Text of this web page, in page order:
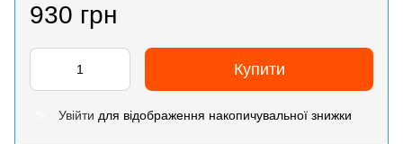
930 грн
Купити
Увійти для відображення накопичувальної знижки